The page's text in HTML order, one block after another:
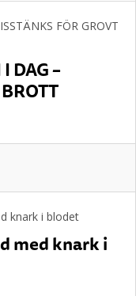
DAG –
med knark i